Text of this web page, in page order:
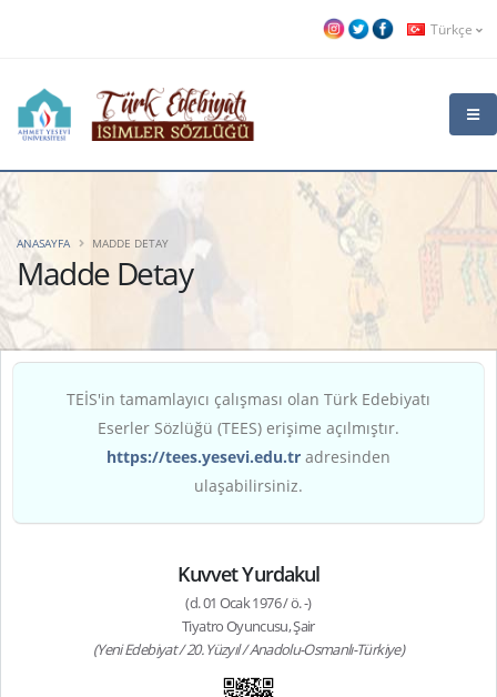
Türkçe
Madde Detay
ANASAYFA MADDE DETAY
TEİS'in tamamlayıcı çalışması olan Türk Edebiyatı
Eserler Sözlüğü (TEES) erişime açılmıştır.
https://tees.yesevi.edu.tr adresinden
ulaşabilirsiniz.
Kuvvet Yurdakul
(d. 01 Ocak 1976 / ö. -)
Tiyatro Oyuncusu, Şair
(Yeni Edebiyat / 20. Yüzyıl / Anadolu-Osmanlı-Türkiye)